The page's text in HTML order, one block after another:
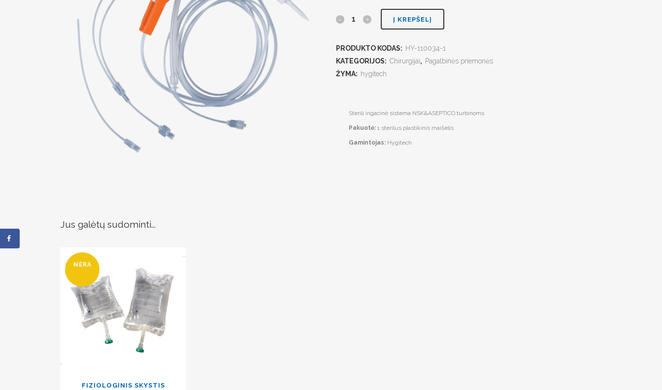
Į KREPŠELĮ
PRODUKTO KODAS: HY-110034-1
KATEGORIJOS: Chirurgijai, Pagalbinės priemonės
ŽYMA: hygitech
Sterili irigacinė sistema NSK&ASEPTICO turbinoms
Pakuotė: 1 sterilus plastikinis maišelis
Gamintojas: Hygitech
Jus galėtų sudominti...
NĖRA
FIZIOLOGINIS SKYSTIS